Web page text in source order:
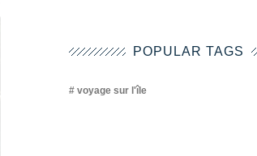
POPULAR TAGS
voyage sur l'île